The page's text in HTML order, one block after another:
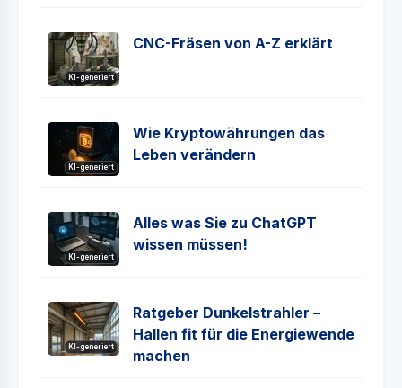
KI-generiert
CNC-Fräsen von A-Z erklärt
KI-generiert
Wie Kryptowährungen das
Leben verändern
KI-generiert
Alles was Sie zu ChatGPT
wissen müssen!
KI-generiert
Ratgeber Dunkelstrahler –
Hallen fit für die Energiewende
machen